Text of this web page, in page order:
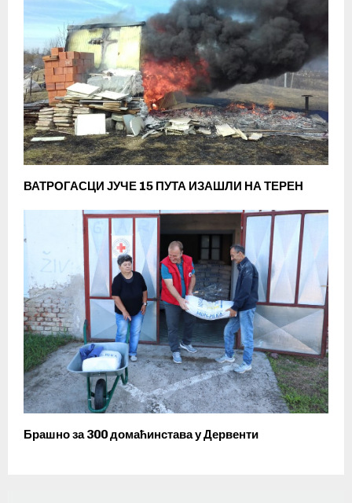
ВАТРОГАСЦИ ЈУЧЕ 15 ПУТА ИЗАШЛИ НА ТЕРЕН
Брашно за 300 домаћинстава у Дервенти